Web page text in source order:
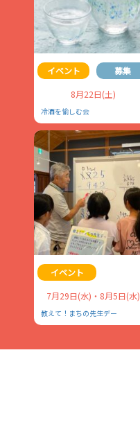
イベント
募集
8月22日(土)
冷酒を愉しむ会
イベント
7月29日(水)・8月5日(水)
教えて！まちの先生デー